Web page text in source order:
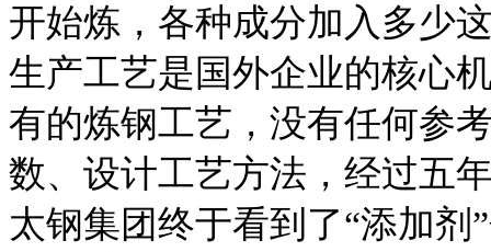
开始炼，各种成分加入多少
生产工艺是国外企业的核心
有的炼钢工艺，没有任何参
数、设计工艺方法，经过五
太钢集团终于看到了“添加剂